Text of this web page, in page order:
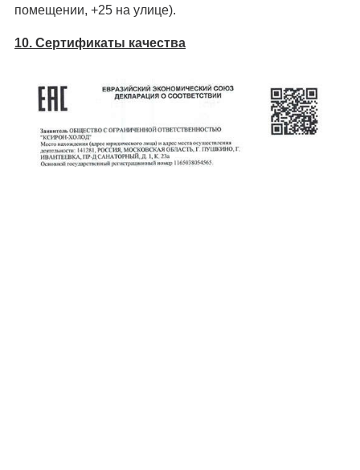
помещении, +25 на улице).
10. Сертификаты качества